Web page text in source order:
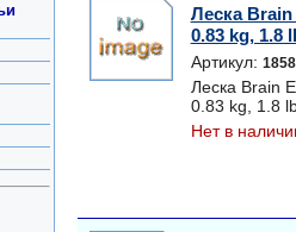
Леска Brain
0.83 kg, 1.8
Артикул:
Леска Brain
0.83 kg, 1.8
Нет в